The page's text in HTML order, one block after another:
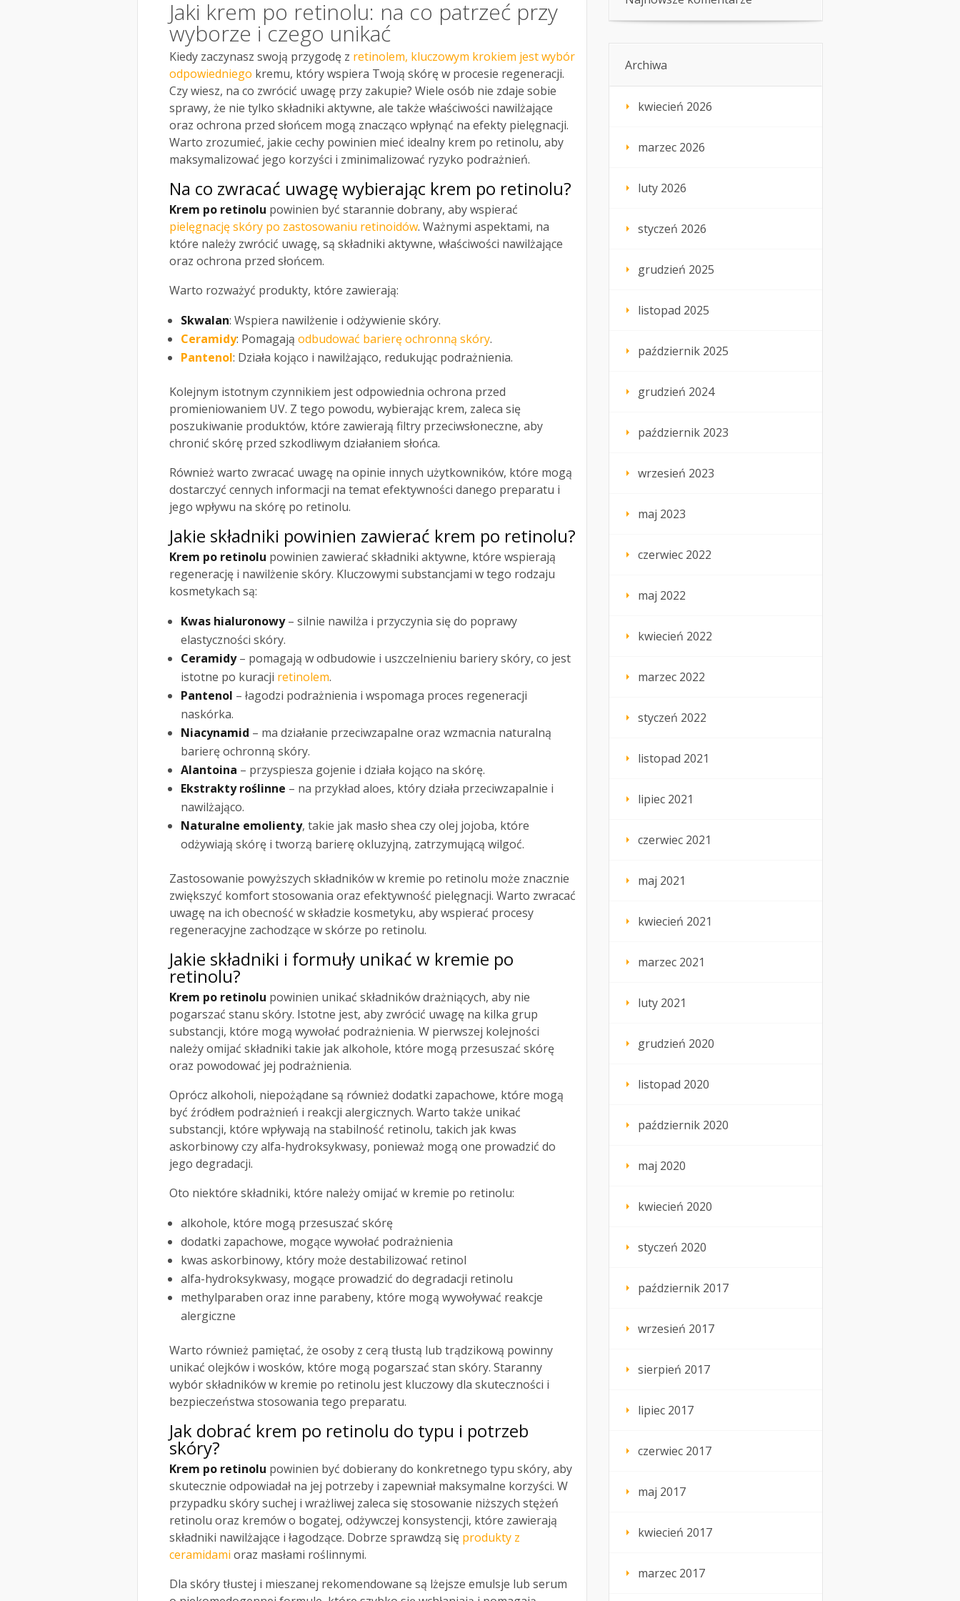
Jaki krem po retinolu: na co patrzeć przy
wyborze i czego unikać
Kiedy zaczynasz swoją przygodę z retinolem, kluczowym krokiem jest wybór
odpowiedniego kremu, który wspiera Twoją skórę w procesie regeneracji.
Czy wiesz, na co zwrócić uwagę przy zakupie? Wiele osób nie zdaje sobie
sprawy, że nie tylko składniki aktywne, ale także właściwości nawilżające
oraz ochrona przed słońcem mogą znacząco wpłynąć na efekty pielęgnacji.
Warto zrozumieć, jakie cechy powinien mieć idealny krem po retinolu, aby
maksymalizować jego korzyści i zminimalizować ryzyko podrażnień.
Na co zwracać uwagę wybierając krem po retinolu?
Krem po retinolu powinien być starannie dobrany, aby wspierać
pielęgnację skóry po zastosowaniu retinoidów. Ważnymi aspektami, na
które należy zwrócić uwagę, są składniki aktywne, właściwości nawilżające
oraz ochrona przed słońcem.
Warto rozważyć produkty, które zawierają:
Skwalan: Wspiera nawilżenie i odżywienie skóry.
Ceramidy: Pomagają odbudować barierę ochronną skóry.
Pantenol: Działa kojąco i nawilżająco, redukując podrażnienia.
Kolejnym istotnym czynnikiem jest odpowiednia ochrona przed
promieniowaniem UV. Z tego powodu, wybierając krem, zaleca się
poszukiwanie produktów, które zawierają filtry przeciwsłoneczne, aby
chronić skórę przed szkodliwym działaniem słońca.
Również warto zwracać uwagę na opinie innych użytkowników, które mogą
dostarczyć cennych informacji na temat efektywności danego preparatu i
jego wpływu na skórę po retinolu.
Jakie składniki powinien zawierać krem po retinolu?
Krem po retinolu powinien zawierać składniki aktywne, które wspierają
regenerację i nawilżenie skóry. Kluczowymi substancjami w tego rodzaju
kosmetykach są:
Kwas hialuronowy– silnie nawilża i przyczynia się do poprawy
elastyczności skóry.
Ceramidy– pomagają w odbudowie i uszczelnieniu bariery skóry, co jest
istotne po kuracji retinolem.
Pantenol – łagodzi podrażnienia i wspomaga proces regeneracji
naskórka.
Niacynamid – ma działanie przeciwzapalne oraz wzmacnia naturalną
barierę ochronną skóry.
Alantoina – przyspiesza gojenie i działa kojąco na skórę.
Ekstrakty roślinne – na przykład aloes, który działa przeciwzapalnie i
nawilżająco.
Naturalne emolienty, takie jak masło shea czy olej jojoba, które
odżywiają skórę i tworzą barierę okluzyjną, zatrzymującą wilgoć.
Zastosowanie powyższych składników w kremie po retinolu może znacznie
zwiększyć komfort stosowania oraz efektywność pielęgnacji. Warto zwracać
uwagę na ich obecność w składzie kosmetyku, aby wspierać procesy
regeneracyjne zachodzące w skórze po retinolu.
Jakie składniki i formuły unikać w kremie po
retinolu?
Krem po retinolu powinien unikać składników drażniących, aby nie
pogarszać stanu skóry. Istotne jest, aby zwrócić uwagę na kilka grup
substancji, które mogą wywołać podrażnienia. W pierwszej kolejności
należy omijać składniki takie jak alkohole, które mogą przesuszać skórę
oraz powodować jej podrażnienia.
Oprócz alkoholi, niepożądane są również dodatki zapachowe, które mogą
być źródłem podrażnień i reakcji alergicznych. Warto także unikać
substancji, które wpływają na stabilność retinolu, takich jak kwas
askorbinowy czy alfa-hydroksykwasy, ponieważ mogą one prowadzić do
jego degradacji.
Oto niektóre składniki, które należy omijać w kremie po retinolu:
alkohole, które mogą przesuszać skórę
dodatki zapachowe, mogące wywołać podrażnienia
kwas askorbinowy, który może destabilizować retinol
alfa-hydroksykwasy, mogące prowadzić do degradacji retinolu
methylparaben oraz inne parabeny, które mogą wywoływać reakcje
alergiczne
Warto również pamiętać, że osoby z cerą tłustą lub trądzikową powinny
unikać olejków i wosków, które mogą pogarszać stan skóry. Staranny
wybór składników w kremie po retinolu jest kluczowy dla skuteczności i
bezpieczeństwa stosowania tego preparatu.
Jak dobrać krem po retinolu do typu i potrzeb
skóry?
Krem po retinolu powinien być dobierany do konkretnego typu skóry, aby
skutecznie odpowiadał na jej potrzeby i zapewniał maksymalne korzyści. W
przypadku skóry suchej i wrażliwej zaleca się stosowanie niższych stężeń
retinolu oraz kremów o bogatej, odżywczej konsystencji, które zawierają
składniki nawilżające i łagodzące. Dobrze sprawdzą się produkty z
ceramidami oraz masłami roślinnymi.
Dla skóry tłustej i mieszanej rekomendowane są lżejsze emulsje lub serum
Archiwa
kwiecień 2026
marzec 2026
luty 2026
styczeń 2026
grudzień 2025
listopad 2025
październik 2025
grudzień 2024
październik 2023
wrzesień 2023
maj 2023
czerwiec 2022
maj 2022
kwiecień 2022
marzec 2022
styczeń 2022
listopad 2021
lipiec 2021
czerwiec 2021
maj 2021
kwiecień 2021
marzec 2021
luty 2021
grudzień 2020
listopad 2020
październik 2020
maj 2020
kwiecień 2020
styczeń 2020
październik 2017
wrzesień 2017
sierpień 2017
lipiec 2017
czerwiec 2017
maj 2017
kwiecień 2017
marzec 2017